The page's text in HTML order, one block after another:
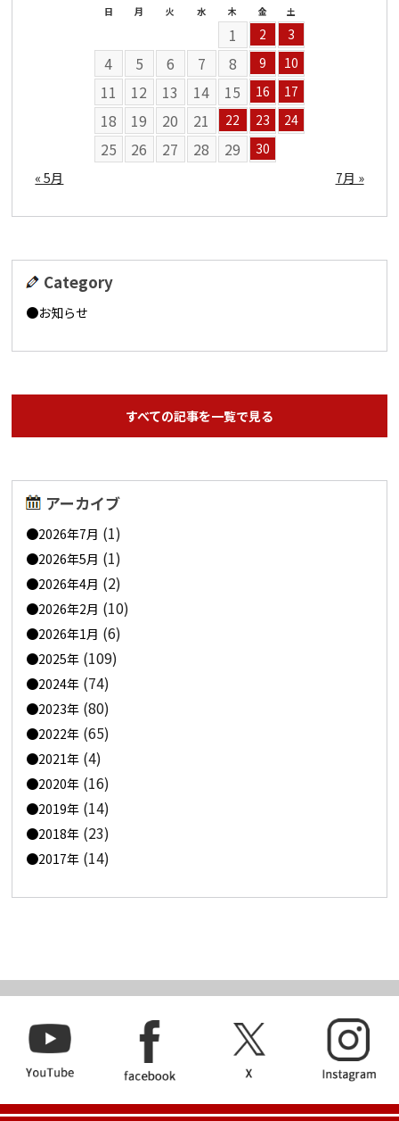
日 月 火 水 木 金 土
1 2 3
4 5 6 7 8 9 10
11 12 13 14 15 16 17
18 19 20 21 22 23 24
25 26 27 28 29
30
« 5月
7月 »
Category
お知らせ
すべての記事を一覧で見る
アーカイブ
2026年7月 (1)
2026年5月 (1)
2026年4月 (2)
2026年2月 (10)
2026年1月 (6)
2025年 (109)
2024年 (74)
2023年 (80)
2022年 (65)
2021年 (4)
2020年 (16)
2019年 (14)
2018年 (23)
2017年 (14)